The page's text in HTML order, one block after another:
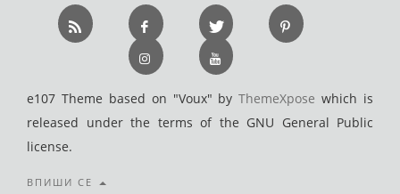
e107 Theme based on "Voux" byThemeXpose which is
released under the terms of the GNU General Public
license.
ВПИШИ СЕ